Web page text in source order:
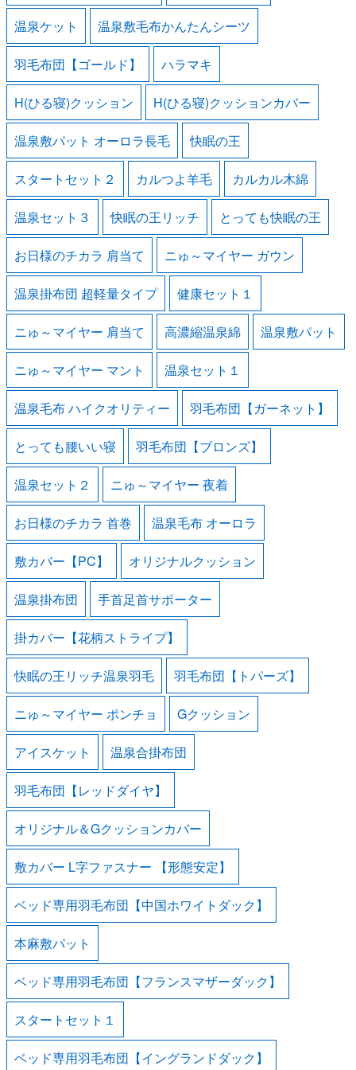
温泉ケット 温泉敷毛布かんたんシーツ
羽毛布団【ゴールド】 ハラマキ
H(ひる寝)クッション H(ひる寝)クッションカバー
温泉敷パット オーロラ長毛 快眠の王
スタートセット２ カルつよ羊毛 カルカル木綿
温泉セット３ 快眠の王リッチ とっても快眠の王
お日様のチカラ 肩当て ニゅ～マイヤー ガウン
温泉掛布団 超軽量タイプ 健康セット１
ニゅ～マイヤー 肩当て 高濃縮温泉綿 温泉敷パット
ニゅ～マイヤー マント 温泉セット１
温泉毛布 ハイクオリティー 羽毛布団【ガーネット】
とっても腰いい寝 羽毛布団【ブロンズ】
温泉セット２ ニゅ～マイヤー 夜着
お日様のチカラ 首巻 温泉毛布 オーロラ
敷カバー【PC】 オリジナルクッション
温泉掛布団 手首足首サポーター
掛カバー【花柄ストライプ】
快眠の王リッチ温泉羽毛 羽毛布団【トパーズ】
ニゅ～マイヤー ポンチョ Gクッション
アイスケット 温泉合掛布団
羽毛布団【レッドダイヤ】
オリジナル＆Gクッションカバー
敷カバー L字ファスナー 【形態安定】
ベッド専用羽毛布団【中国ホワイトダック】
本麻敷パット
ベッド専用羽毛布団【フランスマザーダック】
スタートセット１
ベッド専用羽毛布団【イングランドダック】